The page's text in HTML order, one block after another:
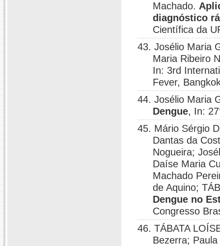
Machado.
diagnóstico
Científica da
43. Josélio Maria
Maria Ribeiro
In: 3rd
Fever,
44. Josélio Maria
Dengue, In:
45. Mário Sérgio
Dantas da
Nogueira;
Daíse Maria
Machado
de Aquino;
Dengue no
Congresso
46. TÁBATA
Bezerra;